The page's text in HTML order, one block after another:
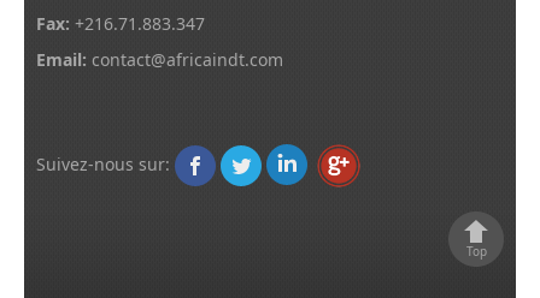
Fax: +216.71.883.347
Email: contact@africaindt.com
Suivez-nous sur:
Top